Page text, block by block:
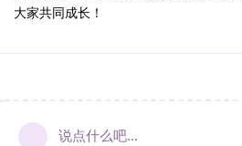
大家共同成长！
说点什么吧...